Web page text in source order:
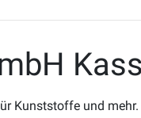
Kunststoffe und mehr.